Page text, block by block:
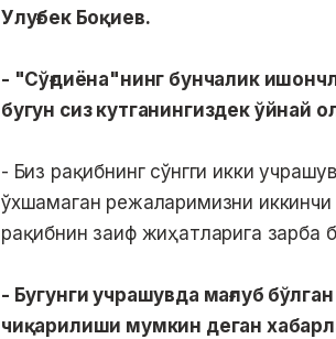
Улуғбек Боқиев.
- "Сўғдиёна"нинг бунчалик
бугун сиз кутганингиздек ўйнай
- Биз рақибнинг сўнгги икки
ўхшамаган режаларимизни
рақибнин заиф жиҳатларига зарба
- Бугунги учрашувда мағлуб
чиқарилиши мумкин деган